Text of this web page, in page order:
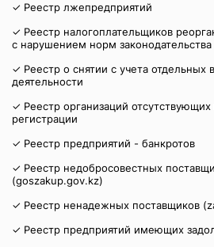
✓ Реестр лжепредприятий
✓ Реестр налогоплательщиков
с нарушением норм законодательства
✓ Реестр о снятии с учета отдельных
деятельности
✓ Реестр организаций
регистрации
✓ Реестр предприятий - банкротов
✓ Реестр недобросовестных
(goszakup.gov.kz)
✓ Реестр ненадежных поставщиков
✓ Реестр предприятий имеющих